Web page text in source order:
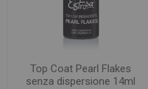
Top Coat Pearl Flakes
senza dispersione 14ml